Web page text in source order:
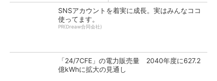
SNSアカウントを着実に成長。実はみんなココ
使ってます。
PR(Dreaw合同会社)
「24/7CFE」の電力販売量 2040年度に627.2
億kWhに拡大の見通し